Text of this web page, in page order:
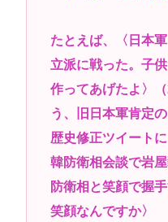
かされる「女神の加
ガチで “ママ” ブーム
ポケカ資産が100万
【高市動画】こうい
まれるの？
中国のメスガキ、民
Powered by livedoor 相互
たとえば、〈日本
立派に戦った。子
作ってあげたよ〉
う、旧日本軍肯定の
歴史修正ツイート
韓防衛相会談で岩
防衛相と笑顔で握
笑顔なんですか〉